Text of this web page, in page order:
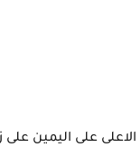
على اليمين على